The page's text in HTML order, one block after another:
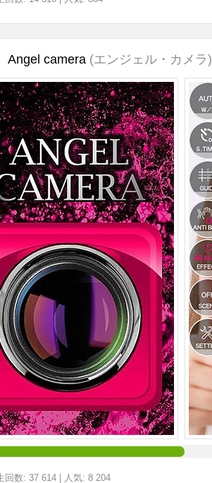
Angel camera (エンジェル・カメラ)
回数: 37 614 人気: 8 204